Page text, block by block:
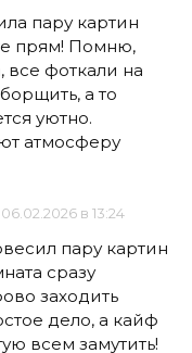
пару картин
прям! Помню,
все фоткали на
а то
уютно.
атмосферу
06.02.2026 в 13:24
пару картин
сразу
заходить
дело, а кайф
всем замутить!